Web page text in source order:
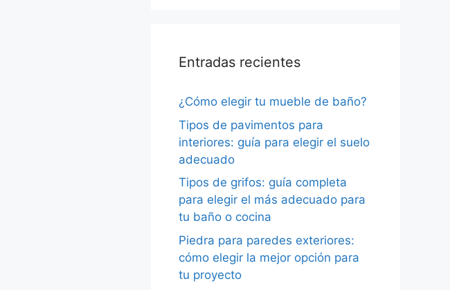
Entradas recientes
¿Cómo elegir tu mueble de baño?
Tipos de pavimentos para
interiores: guía para elegir el suelo
adecuado
Tipos de grifos: guía completa
para elegir el más adecuado para
tu baño o cocina
Piedra para paredes exteriores:
cómo elegir la mejor opción para
tu proyecto